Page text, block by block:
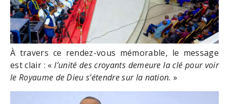
À travers ce rendez-vous mémorable, le message
est clair : «l’unité des croyants demeure la clé pour voir
le Royaume de Dieu s’étendre sur la nation. »